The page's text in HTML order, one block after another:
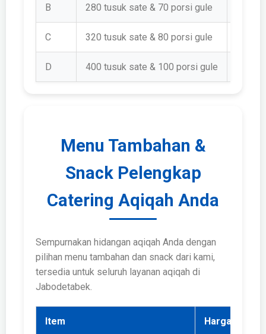
B 280 tusuk sate & 70 porsi gule
C 320 tusuk sate & 80 porsi gule
D 400 tusuk sate & 100 porsi gule
Menu Tambahan &
Snack Pelengkap
Catering Aqiqah Anda
Sempurnakan hidangan aqiqah Anda dengan
pilihan menu tambahan dan snack dari kami,
tersedia untuk seluruh layanan aqiqah di
Jabodetabek.
Item Harga per